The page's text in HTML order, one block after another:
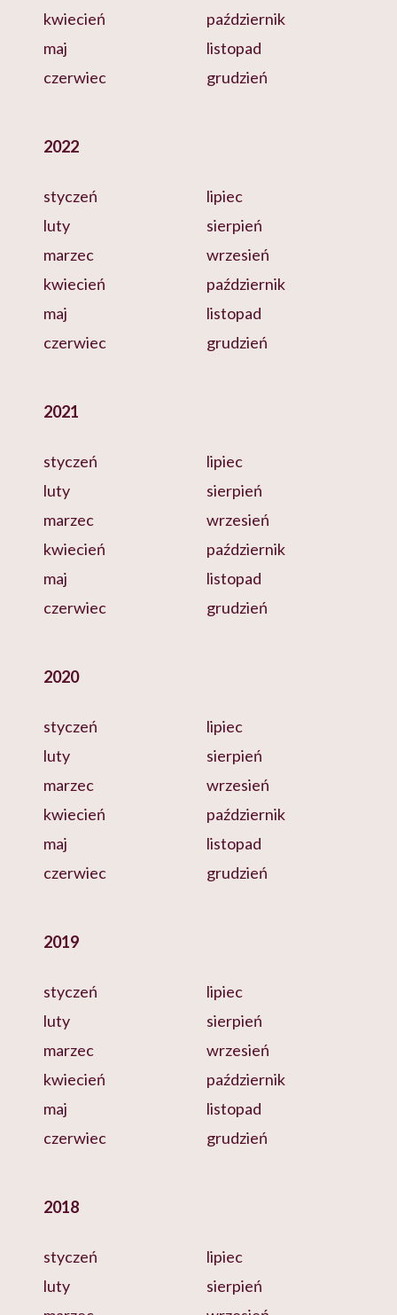
kwiecień
maj
czerwiec
październik
listopad
grudzień
2022
styczeń
luty
marzec
kwiecień
maj
czerwiec
lipiec
sierpień
wrzesień
październik
listopad
grudzień
2021
styczeń
luty
marzec
kwiecień
maj
czerwiec
lipiec
sierpień
wrzesień
październik
listopad
grudzień
2020
styczeń
luty
marzec
kwiecień
maj
czerwiec
lipiec
sierpień
wrzesień
październik
listopad
grudzień
2019
styczeń
luty
marzec
kwiecień
maj
czerwiec
lipiec
sierpień
wrzesień
październik
listopad
grudzień
2018
styczeń
luty
lipiec
sierpień